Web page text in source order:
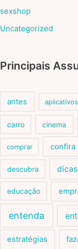
sexshop
Uncategorized
Principais
antes aplicativos
carro cinema
comprar confira
descubra dicas
educação
entenda
estratégias